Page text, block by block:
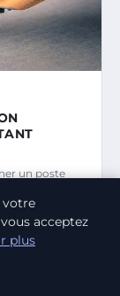
un poste
votre
acceptez
plus